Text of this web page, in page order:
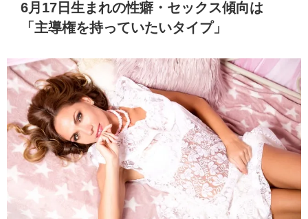
6月17日生まれの性癖・セックス傾向は
「主導権を持っていたいタイプ」